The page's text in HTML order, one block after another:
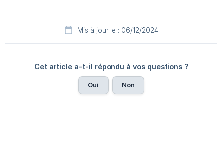
Mis à jour le : 06/12/2024
Cet article a-t-il répondu à vos questions ?
Oui Non